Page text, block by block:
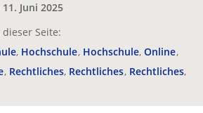
11. Juni 2025
Seite:
Hochschule Hochschule Online
Rechtliches Rechtliches Rechtliches